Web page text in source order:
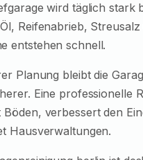
wird täglich stark
Reifenabrieb, Streusalz
entstehen schnell.
Planung bleibt die
Eine professionelle
Böden, verbessert den
Hausverwaltungen.